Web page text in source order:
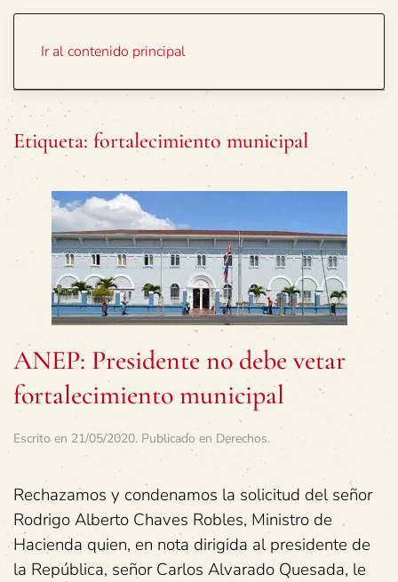
Ir al contenido principal
Etiqueta: fortalecimiento municipal
ANEP: Presidente no debe vetar
fortalecimiento municipal
Escrito en 21/05/2020. Publicado en Derechos.
Rechazamos y condenamos la solicitud del señor
Rodrigo Alberto Chaves Robles, Ministro de
Hacienda quien, en nota dirigida al presidente de
la República, señor Carlos Alvarado Quesada, le